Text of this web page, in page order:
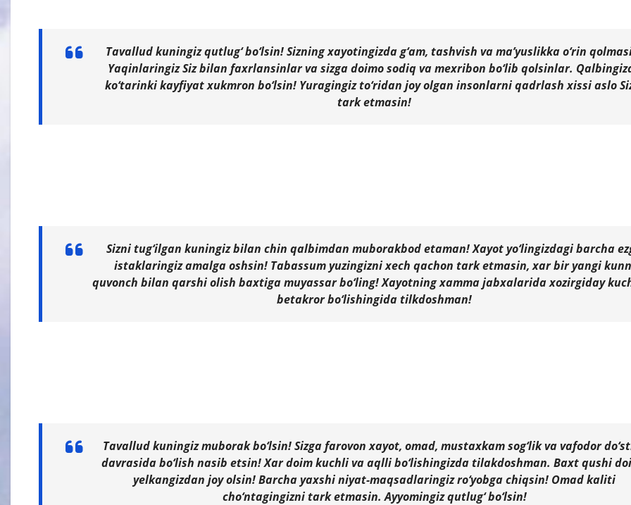
Tavallud kuningiz qutlug‘ bo‘lsin! Sizning xayotingizda g‘am, tashvish va ma’yuslikka o‘rin
Yaqinlaringiz Siz bilan faxrlansinlar va sizga doimo sodiq va mexribon bo‘lib qolsinlar.
ko‘tarinki kayfiyat xukmron bo‘lsin! Yuragingiz to‘ridan joy olgan insonlarni qadrlash xissi aslo
tark etmasin!
Sizni tug‘ilgan kuningiz bilan chin qalbimdan muborakbod etaman! Xayot yo‘lingizdagi barcha
istaklaringiz amalga oshsin! Tabassum yuzingizni xech qachon tark etmasin, xar bir yangi
quvonch bilan qarshi olish baxtiga muyassar bo‘ling! Xayotning xamma jabxalarida xozirgiday
betakror bo‘lishingida tilkdoshman!
Tavallud kuningiz muborak bo‘lsin! Sizga farovon xayot, omad, mustaxkam sog‘lik va vafodor
davrasida bo‘lish nasib etsin! Xar doim kuchli va aqlli bo‘lishingizda tilakdoshman. Baxt qushi
yelkangizdan joy olsin! Barcha yaxshi niyat-maqsadlaringiz ro‘yobga chiqsin! Omad kaliti
cho‘ntagingizni tark etmasin. Ayyomingiz qutlug‘ bo‘lsin!